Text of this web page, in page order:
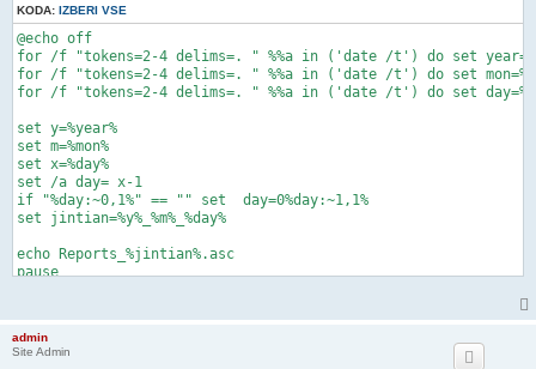
KODA: IZBERI VSE
@echo off
for /f "tokens=2-4 delims=. " %%a in ('date /t') do set
for /f "tokens=2-4 delims=. " %%a in ('date /t') do set
for /f "tokens=2-4 delims=. " %%a in ('date /t') do set
set y=%year%
set m=%mon%
set x=%day%
set /a day= x-1
if "%day:~0,1%" == "" set  day=0%day:~1,1%
set jintian=%y%_%m%_%day%
echo Reports_%jintian%.asc
pause
admin
Site Admin